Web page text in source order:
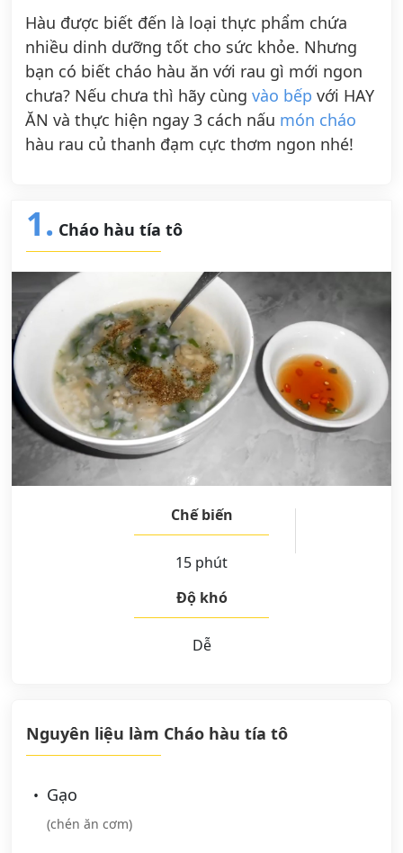
Hàu được biết đến là loại thực phẩm chứa
nhiều dinh dưỡng tốt cho sức khỏe. Nhưng
bạn có biết cháo hàu ăn với rau gì mới ngon
chưa? Nếu chưa thì hãy cùng vào bếp với HAY
ĂN và thực hiện ngay 3 cách nấu món cháo
hàu rau củ thanh đạm cực thơm ngon nhé!
1. Cháo hàu tía tô
Chế biến
15 phút
Độ khó
Dễ
Nguyên liệu làm Cháo hàu tía tô
Gạo
(chén ăn cơm)